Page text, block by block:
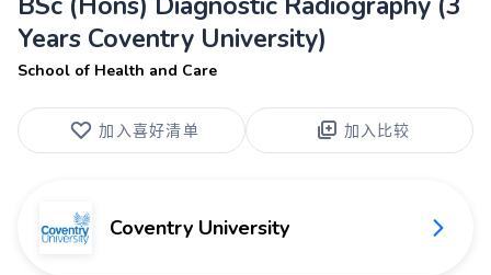
Years Coventry University)
School of Health and Care
加入喜好清单 加入比较
Coventry University